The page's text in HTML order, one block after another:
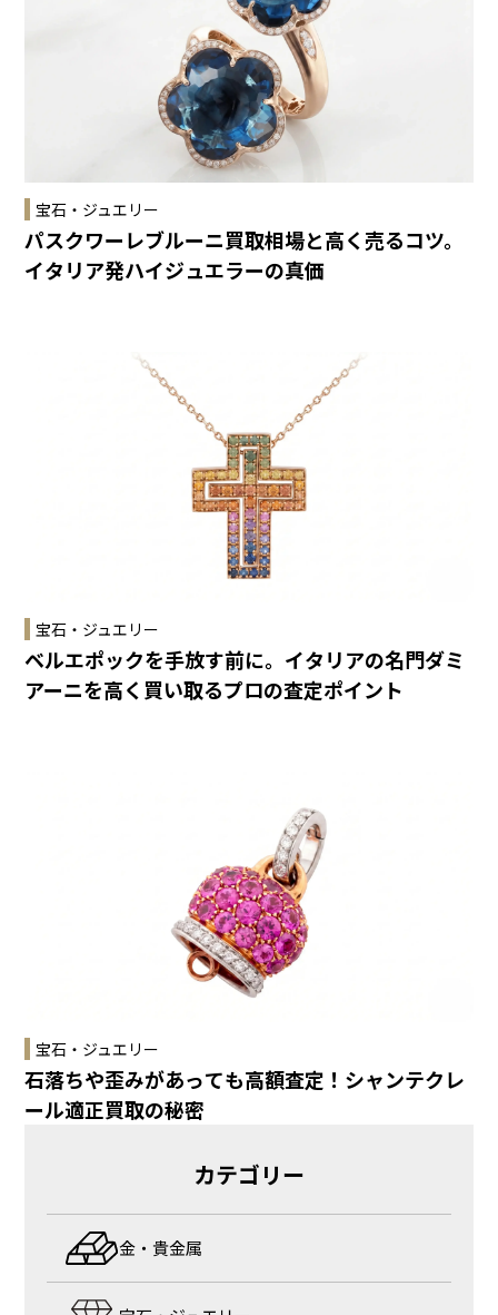
宝石・ジュエリー
パスクワーレブルーニ買取相場と高く売るコツ。
イタリア発ハイジュエラーの真価
宝石・ジュエリー
ベルエポックを手放す前に。イタリアの名門ダミ
アーニを高く買い取るプロの査定ポイント
宝石・ジュエリー
石落ちや歪みがあっても高額査定！シャンテクレ
ール適正買取の秘密
カテゴリー
金・貴金属